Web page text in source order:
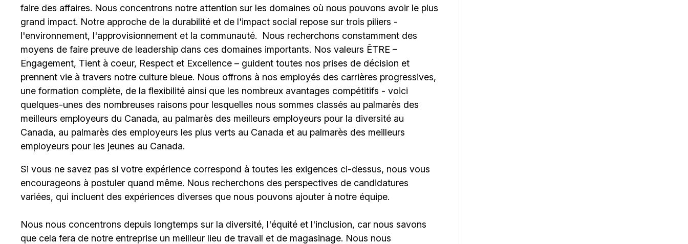
faire des affaires. Nous concentrons notre attention sur les domaines où nous pouvons avoir le plus
grand impact. Notre approche de la durabilité et de l'impact social repose sur trois piliers -
l'environnement, l'approvisionnement et la communauté.
Nous recherchons constamment des
moyens de faire preuve de leadership dans ces domaines importants. Nos valeurs ÊTRE –
Engagement, Tient à coeur, Respect et Excellence – guident toutes nos prises de décision et
prennent vie à travers notre culture bleue. Nous offrons à nos employés des carrières progressives,
une formation complète, de la flexibilité ainsi que les nombreux avantages compétitifs - voici
quelques-unes des nombreuses raisons pour lesquelles nous sommes classés au palmarès des
meilleurs employeurs du Canada, au palmarès des meilleurs employeurs pour la diversité au
Canada, au palmarès des employeurs les plus verts au Canada et au palmarès des meilleurs
employeurs pour les jeunes au Canada.
Si vous ne savez pas si votre expérience correspond à toutes les exigences ci-dessus, nous vous
encourageons à postuler quand même. Nous recherchons des perspectives de candidatures
variées, qui incluent des expériences diverses que nous pouvons ajouter à notre équipe.
Nous nous concentrons depuis longtemps sur la diversité, l'équité et l'inclusion, car nous savons
que cela fera de notre entreprise un meilleur lieu de travail et de magasinage. Nous nous